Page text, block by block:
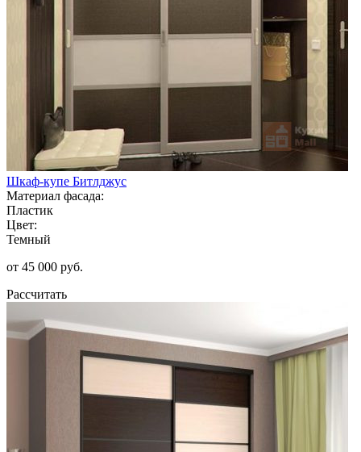
Шкаф-купе Битлджус
Материал фасада:
Пластик
Цвет:
Темный
от 45 000 руб.
Рассчитать